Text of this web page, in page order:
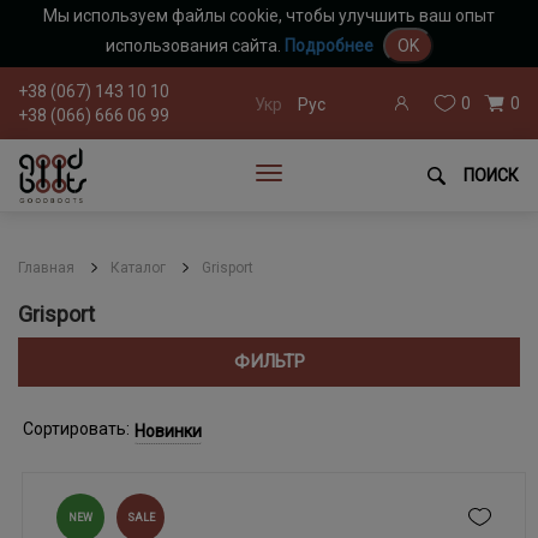
Мы используем файлы cookie, чтобы улучшить ваш опыт
использования сайта. Подробнее OK
+38 (067) 143 10 10
+38 (066) 666 06 99
Укр Рус 0 0
ПОИСК
Главная Каталог Grisport
Grisport
ФИЛЬТР
Сортировать: Новинки
NEW SALE